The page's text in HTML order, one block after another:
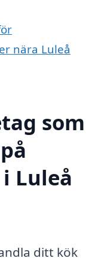
nära Luleå
som
Luleå
ditt kök